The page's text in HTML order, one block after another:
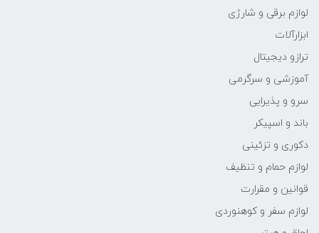
لوازم برقی و شارژی
ابزارآلات
ترازو دیجیتال
آموزشی و سرگرمی
سرو و پذیرایی
باند و اسپیکر
دکوری و تزئینی
لوازم حمام و تنظیف
قوانین و مقرارت
لوازم سفر و کوهنوردی